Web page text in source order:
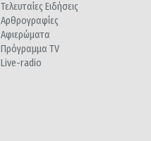
Τελευταίες Ειδήσεις
Αρθρογραφίες
Αφιερώματα
Πρόγραμμα TV
Live-radio